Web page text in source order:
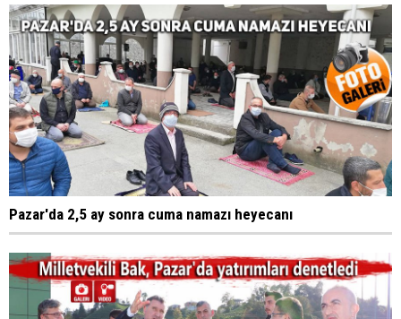
Pazar'da 2,5 ay sonra cuma namazı heyecanı